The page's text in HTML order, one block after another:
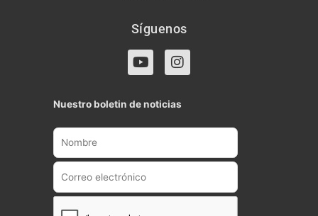
Síguenos
Y
o
t
u
b
I
n
t
a
g
a
Nuestro boletin de noticias